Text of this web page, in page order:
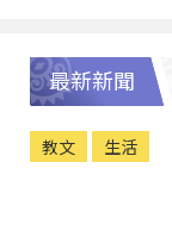
最新新聞
教文 生活